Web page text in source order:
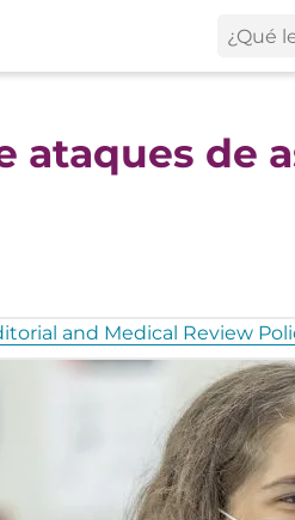
ataques de
and Medical Review